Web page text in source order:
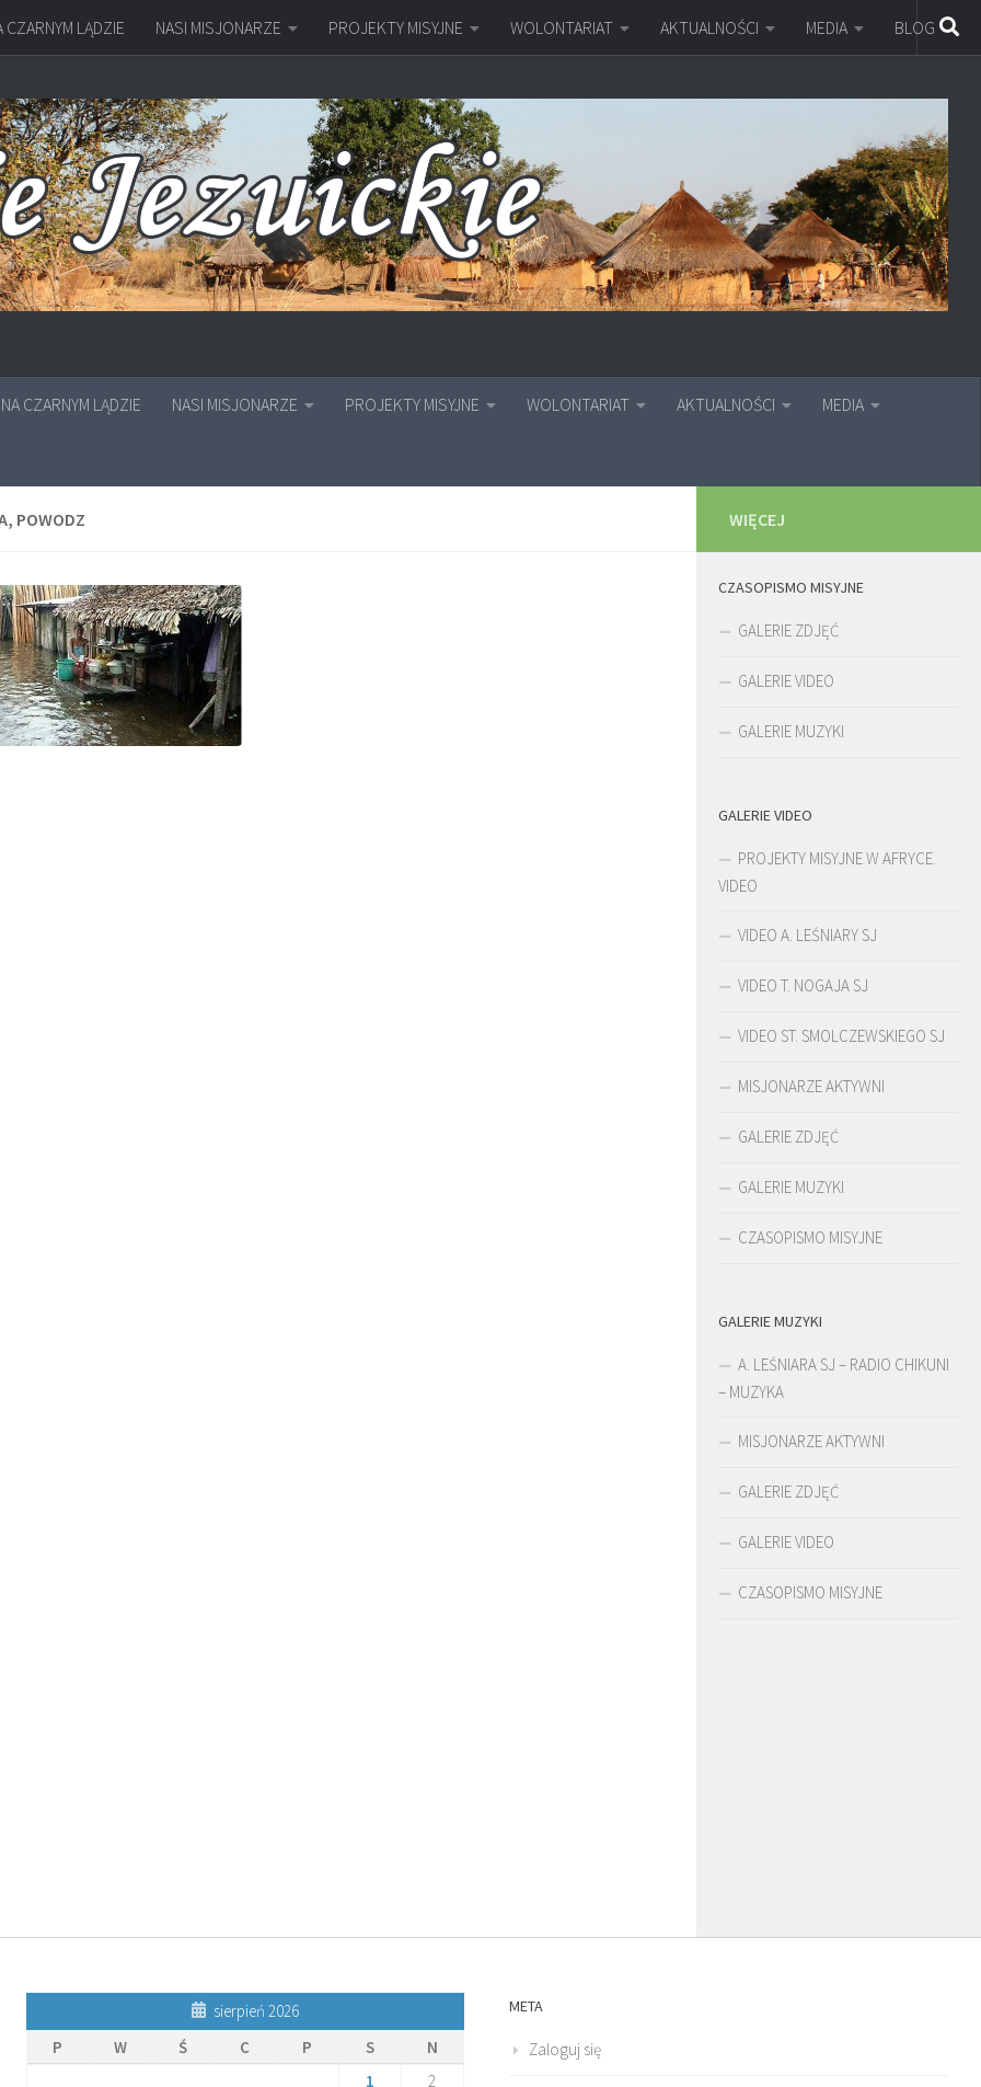
CZARNYM LĄDZIE NASI MISJONARZE PROJEKTY MISYJNE WOLONTARIAT AKTUALNOŚCI MEDIA BLOG
NA CZARNYM LĄDZIE NASI MISJONARZE PROJEKTY MISYJNE WOLONTARIAT AKTUALNOŚCI MEDIA
POWODZ WIĘCEJ
CZASOPISMO MISYJNE
GALERIE ZDJĘĆ
GALERIE VIDEO
GALERIE MUZYKI
GALERIE VIDEO
PROJEKTY MISYJNE W AFRYCE.
VIDEO
VIDEO A. LEŚNIARY SJ
VIDEO T. NOGAJA SJ
VIDEO ST. SMOLCZEWSKIEGO SJ
MISJONARZE AKTYWNI
GALERIE ZDJĘĆ
GALERIE MUZYKI
CZASOPISMO MISYJNE
GALERIE MUZYKI
A. LEŚNIARA SJ – RADIO CHIKUNI
– MUZYKA
MISJONARZE AKTYWNI
GALERIE ZDJĘĆ
GALERIE VIDEO
CZASOPISMO MISYJNE
sierpień 2026
P
W Ś C P S
N
1
2
META
Zaloguj się